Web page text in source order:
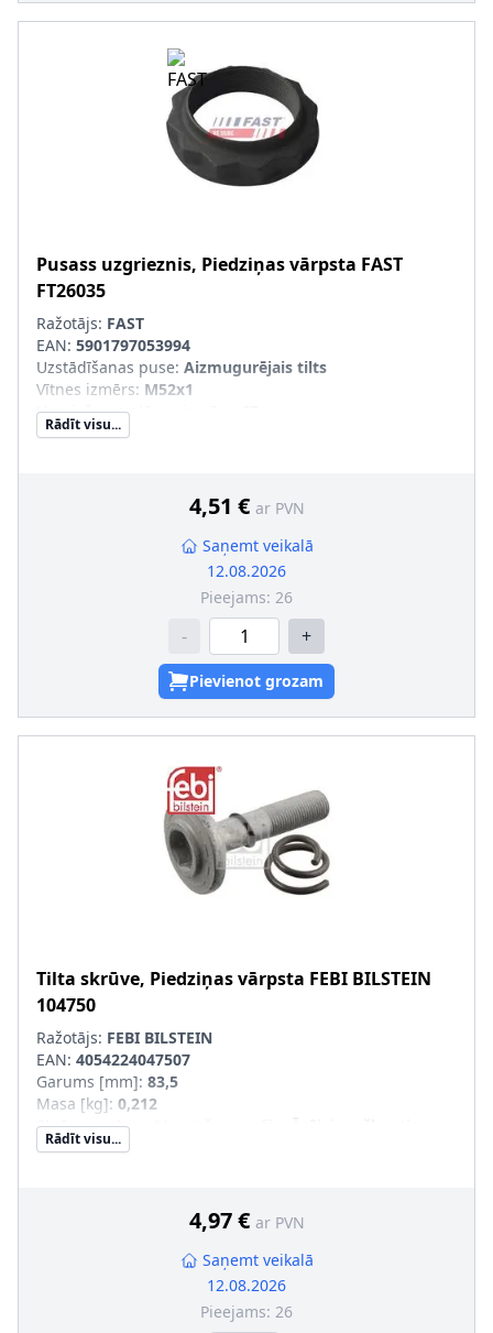
Pusass uzgrieznis, Piedziņas vārpsta FAST
FT26035
Ražotājs: FAST
EAN: 5901797053994
Uzstādīšanas puse: Aizmugurējais tilts
Vītnes izmērs: M52x1
Uzgriežņu atslēgas izmērs
Rādīt visu...
4,51 € ar PVN
Saņemt veikalā
12.08.2026
Pieejams: 26
- +
Pievienot grozam
Tilta skrūve, Piedziņas vārpsta FEBI BILSTEIN
104750
Ražotājs: FEBI BILSTEIN
EAN: 4054224047507
Garums [mm]: 83,5
Masa [kg]: 0,212
Skrūves galvas-/Uzgriežņa profils
Kvalitāte/Klase
:M16 x 1,5
Rādīt visu...
4,97 € ar PVN
Saņemt veikalā
12.08.2026
Pieejams: 26